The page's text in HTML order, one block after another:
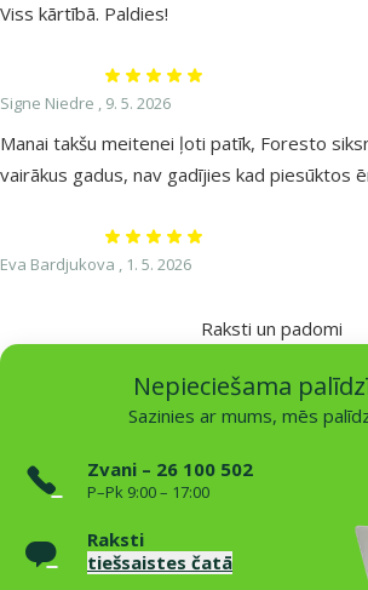
Viss kārtībā. Paldies!
Atsauksmes 100%
Signe Niedre , 9. 5. 2026
Manai takšu meitenei ļoti patīk, Foresto
vairākus gadus, nav gadījies kad piesūktos
Atsauksmes 100%
Eva Bardjukova , 1. 5. 2026
Raksti un padomi
Nepieciešama
Sazinies ar mums, mēs
Zvani – 26 100 502
P–Pk 9:00 – 17:00
Raksti
tiešsaistes čatā